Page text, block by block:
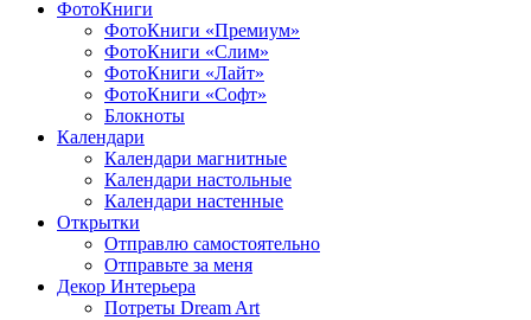
ФотоКниги
ФотоКниги «Премиум»
ФотоКниги «Слим»
ФотоКниги «Лайт»
ФотоКниги «Софт»
Блокноты
Календари
Календари магнитные
Календари настольные
Календари настенные
Открытки
Отправлю самостоятельно
Отправьте за меня
Декор Интерьера
Потреты Dream Art